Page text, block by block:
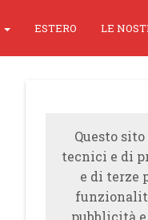
ESTERO LE
Questo
tecnici e di
e di terze
pubblicità